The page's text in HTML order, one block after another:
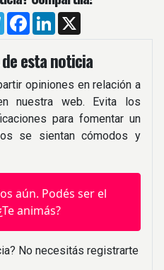
TelegramFacebook
LinkedIn
esta noticia
opiniones en relación a
nuestra web. Evita los
para fomentar un
se sientan cómodos y
aún. Podés ser el
animás?
No necesitás registrarte